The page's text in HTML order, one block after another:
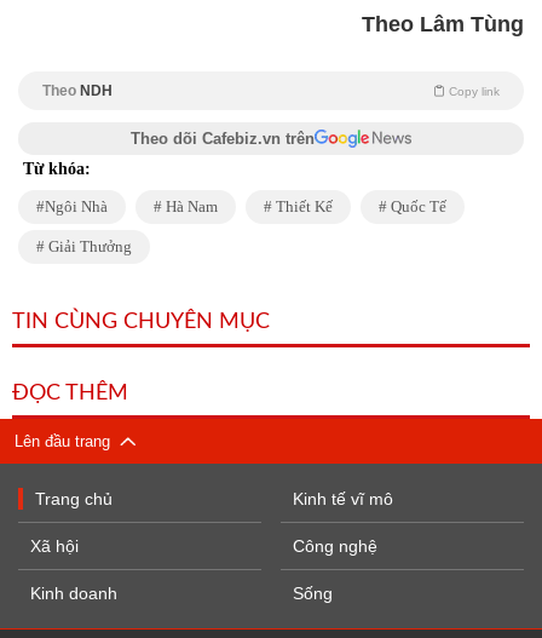
Theo Lâm Tùng
Theo NDH Copy link
Theo dõi Cafebiz.vn trên
Từ khóa:
Ngôi Nhà Hà Nam Thiết Kế Quốc Tế
Giải Thưởng
TIN CÙNG CHUYÊN MỤC
ĐỌC THÊM
Lên đầu trang
Trang chủ
Xã hội
Kinh doanh
Kinh tế vĩ mô
Công nghệ
Sống